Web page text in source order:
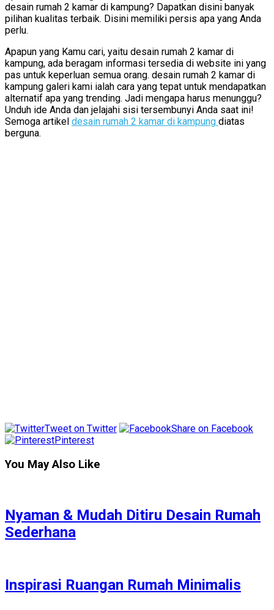
desain rumah 2 kamar di kampung? Dapatkan disini banyak
pilihan kualitas terbaik. Disini memiliki persis apa yang Anda
perlu.
Apapun yang Kamu cari, yaitu desain rumah 2 kamar di
kampung, ada beragam informasi tersedia di website ini yang
pas untuk keperluan semua orang. desain rumah 2 kamar di
kampung galeri kami ialah cara yang tepat untuk mendapatkan
alternatif apa yang trending. Jadi mengapa harus menunggu?
Unduh ide Anda dan jelajahi sisi tersembunyi Anda saat ini!
Semoga artikel desain rumah 2 kamar di kampung diatas
berguna.
Tweet on Twitter
Share on Facebook
Pinterest
You May Also Like
Nyaman & Mudah Ditiru Desain Rumah
Sederhana
Inspirasi Ruangan Rumah Minimalis